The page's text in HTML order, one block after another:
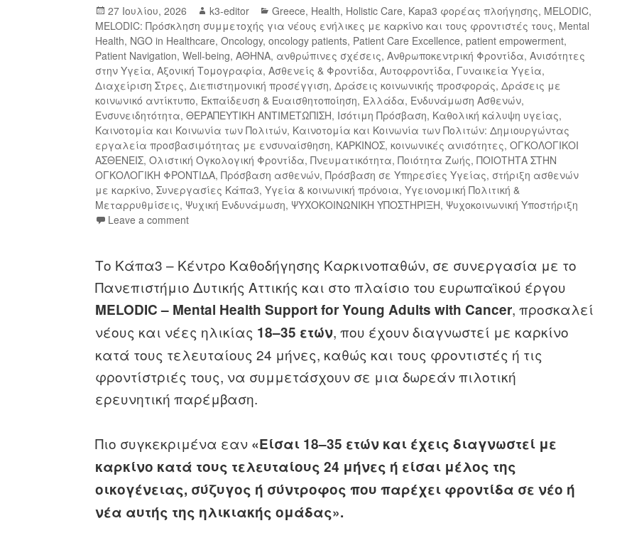
27 Ιουλίου, 2026 k3-editor Greece, Health, Holistic Care, Kapa3 φορέας πλοήγησης, MELODIC,
MELODIC: Πρόσκληση συμμετοχής για νέους ενήλικες με καρκίνο και τους φροντιστές τους, Mental
Health, NGO in Healthcare,Oncology,oncology patients, Patient Care Excellence,patient empowerment,
Patient Navigation,Well-being,ΑΘΗΝΑ, ανθρώπινες σχέσεις,Ανθρωποκεντρική Φροντίδα,Ανισότητες
στην Υγεία,Αξονική Τομογραφία,Ασθενείς & Φροντίδα,Αυτοφροντίδα, Γυναικεία Υγεία,
Διαχείριση Στρες,Διεπιστημονική προσέγγιση,Δράσεις κοινωνικής προσφοράς,Δράσεις με
κοινωνικό αντίκτυπο, Εκπαίδευση & Ευαισθητοποίηση, Ελλάδα, Ενδυνάμωση Ασθενών,
Ενσυνειδητότητα,ΘΕΡΑΠΕΥΤΙΚΗ ΑΝΤΙΜΕΤΩΠΙΣΗ, Ισότιμη Πρόσβαση, Καθολική κάλυψη υγείας,
Καινοτομία και Κοινωνία των Πολιτών, Καινοτομία και Κοινωνία των Πολιτών: Δημιουργώντας
εργαλεία προσβασιμότητας με ενσυναίσθηση, ΚΑΡΚΙΝΟΣ,κοινωνικές ανισότητες,ΟΓΚΟΛΟΓΙΚΟΙ
ΑΣΘΕΝΕΙΣ,Ολιστική Ογκολογική Φροντίδα,Πνευματικότητα,Ποιότητα Ζωής,ΠΟΙΟΤΗΤΑ ΣΤΗΝ
ΟΓΚΟΛΟΓΙΚΗ ΦΡΟΝΤΙΔΑ,Πρόσβαση ασθενών,Πρόσβαση σε Υπηρεσίες Υγείας, στήριξη ασθενών
με καρκίνο,Συνεργασίες Κάπα3,Υγεία & κοινωνική πρόνοια,Υγειονομική Πολιτική &
Μεταρρυθμίσεις, Ψυχική Ενδυνάμωση, ΨΥΧΟΚΟΙΝΩΝΙΚΗ ΥΠΟΣΤΗΡΙΞΗ, Ψυχοκοινωνική Υποστήριξη
Leave a comment
Το Κάπα3 – Κέντρο Καθοδήγησης Καρκινοπαθών, σε συνεργασία με το
Πανεπιστήμιο Δυτικής Αττικής και στο πλαίσιο του ευρωπαϊκού έργου
MELODIC – Mental Health Support for Young Adults with Cancer, προσκαλεί
νέους και νέες ηλικίας 18–35 ετών, που έχουν διαγνωστεί με καρκίνο
κατά τους τελευταίους 24 μήνες, καθώς και τους φροντιστές ή τις
φροντίστριές τους, να συμμετάσχουν σε μια δωρεάν πιλοτική
ερευνητική παρέμβαση.
Πιο συγκεκριμένα εαν «Είσαι 18–35 ετών και έχεις διαγνωστεί με
καρκίνο κατά τους τελευταίους 24 μήνες ή είσαι μέλος της
οικογένειας, σύζυγος ή σύντροφος που παρέχει φροντίδα σε νέο ή
νέα αυτής της ηλικιακής ομάδας».